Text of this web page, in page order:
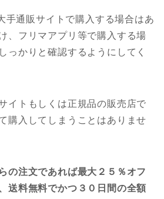
手通販サイトで購入する場合はあ
、フリマアプリ等で購入する場
っかりと確認するようにしてく
イトもしくは正規品の販売店で
購入してしまうことはありませ
の注文であれば最大２５％オフ
送料無料でかつ３０日間の全額